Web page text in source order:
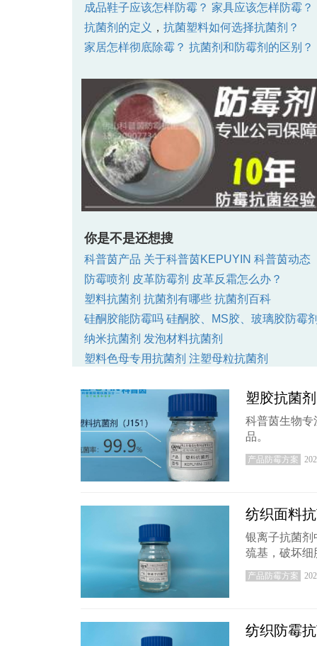
成品鞋子应该怎样防霉？ 家具应该怎样防霉？
抗菌剂的定义 ，抗菌塑料如何选择抗菌剂？
家居怎样彻底除霉？ 抗菌剂和防霉剂的区别？
你是不是还想搜
科普茵产品 关于科普茵KEPUYIN 科普茵动态
防霉喷剂 皮革防霉剂 皮革反霜怎么办？
塑料抗菌剂 抗菌剂有哪些 抗菌剂百科
硅酮胶能防霉吗 硅酮胶、MS胶、玻璃胶防霉
纳米抗菌剂 发泡材料抗菌剂
塑料色母专用抗菌剂 注塑母粒抗菌剂
如何联系科普茵防霉抗菌公司
纺织抗菌剂 AEM5700抗菌剂
气相防霉纸
气相防霉片 成品防霉必备
塑料防霉剂 PU/PVC/TPU/TPE/EVA/TPR、
聚氨酯、丙烯酸树脂、橡胶、硅橡胶专用防霉
最新动态，这里有你想要的防霉抗菌知识
塑胶抗菌
科普茵生物专
品。
产品防霉方案
纺织面料
银离子抗菌剂
巯基，破坏细
产品防霉方案
纺织防霉